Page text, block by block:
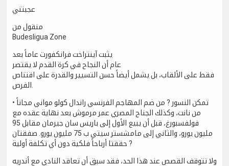
عجبتني
منقول من
Budesligua Zone
يثبت آينتراخت فرانكفورت عاماً بعد
عام أن النجاح في كرة القدم لا يقتصر
فقط على الألقاب، بل يشمل أيضاً حسن التسيير والقدرة على اقتناص
الفرص.
• تمكن النسور ? من ضم المهاجم الفرنسي راندال كولو مواني مجاناً
من نانت، وكذلك الجناح المصري عمر مرموش بعد نهاية عقده مع
فولفسبورغ، قبل أن يبيع الأول إلى باريس سان جيرمان مقابل 95
مليون يورو، والثاني إلى مامشستر سيتي ب 75 مليون يورو. صفقتان
حققتا أرباحاً فلكية دون أي تكلفة أولية ?
ولا تتوقف القصص عند هذا الحد، فقد سبق أن تعاقد النادي مع أندريه